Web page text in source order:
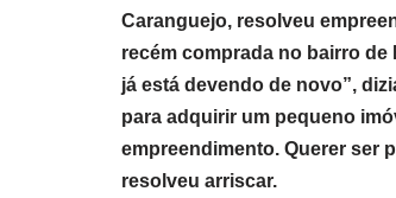
Caranguejo, resolveu
recém comprada no bairro
já está devendo de novo”,
para adquirir um pequeno
empreendimento. Querer ser
resolveu arriscar.